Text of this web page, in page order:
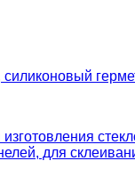
силиконовый
для